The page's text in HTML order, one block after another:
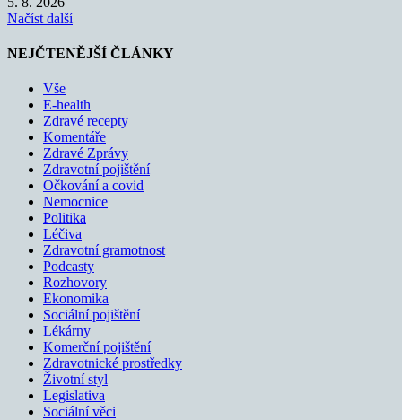
Načíst další
NEJČTENĚJŠÍ ČLÁNKY
Vše
E-health
Zdravé recepty
Komentáře
Zdravé Zprávy
Zdravotní pojištění
Očkování a covid
Nemocnice
Politika
Léčiva
Zdravotní gramotnost
Podcasty
Rozhovory
Ekonomika
Sociální pojištění
Lékárny
Komerční pojištění
Zdravotnické prostředky
Životní styl
Legislativa
Sociální věci